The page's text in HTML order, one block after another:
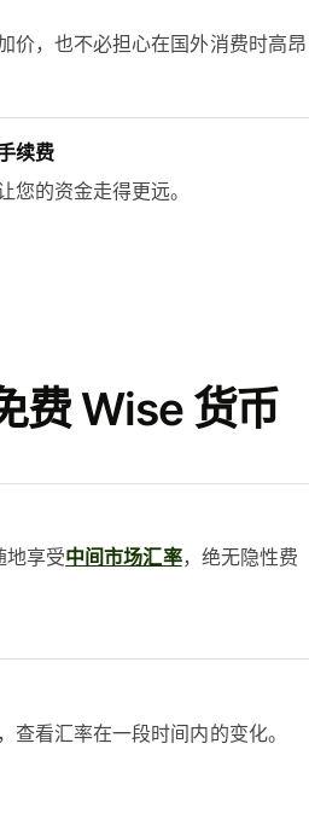
价，也不必担心在国外消费时高昂
续费
您的资金走得更远。
费 Wise 货币
地享受中间市场汇率，绝无隐性费
查看汇率在一段时间内的变化。